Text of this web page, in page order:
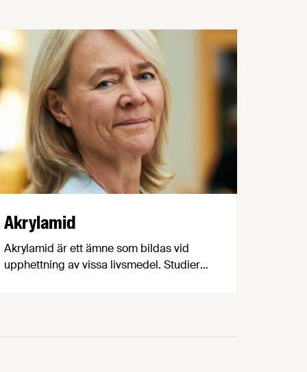
Akrylamid
Akrylamid är ett ämne som bildas vid
upphettning av vissa livsmedel. Studier